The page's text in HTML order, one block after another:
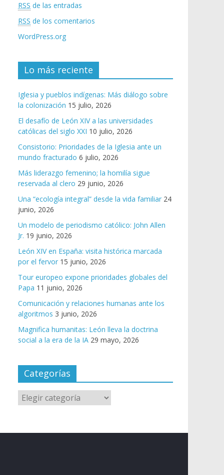
RSS de las entradas
RSS de los comentarios
WordPress.org
Lo más reciente
Iglesia y pueblos indígenas: Más diálogo sobre
la colonización 15 julio, 2026
El desafío de León XIV a las universidades
católicas del siglo XXI 10 julio, 2026
Consistorio: Prioridades de la Iglesia ante un
mundo fracturado 6 julio, 2026
Más liderazgo femenino; la homilía sigue
reservada al clero 29 junio, 2026
Una “ecología integral” desde la vida familiar 24
junio, 2026
Un modelo de periodismo católico: John Allen
Jr. 19 junio, 2026
León XIV en España: visita histórica marcada
por el fervor 15 junio, 2026
Tour europeo expone prioridades globales del
Papa 11 junio, 2026
Comunicación y relaciones humanas ante los
algoritmos 3 junio, 2026
Magnifica humanitas: León lleva la doctrina
social a la era de la IA 29 mayo, 2026
Categorías